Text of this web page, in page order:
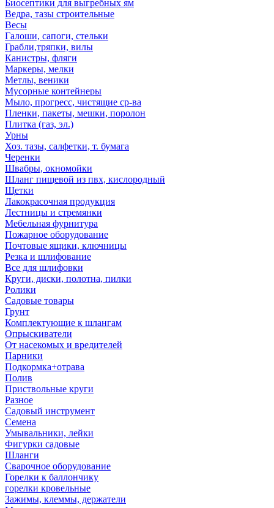
Биосептики для выгребных ям
Ведра, тазы строительные
Весы
Галоши, сапоги, стельки
Грабли,тряпки, вилы
Канистры, фляги
Маркеры, мелки
Метлы, веники
Мусорные контейнеры
Мыло, прогресс, чистящие ср-ва
Пленки, пакеты, мешки, поролон
Плитка (газ, эл.)
Урны
Хоз. тазы, салфетки, т. бумага
Черенки
Швабры, окномойки
Шланг пищевой из пвх, кислородный
Щетки
Лакокрасочная продукция
Лестницы и стремянки
Мебельная фурнитура
Пожарное оборудование
Почтовые ящики, ключницы
Резка и шлифование
Все для шлифовки
Круги, диски, полотна, пилки
Ролики
Садовые товары
Грунт
Комплектующие к шлангам
Опрыскиватели
От насекомых и вредителей
Парники
Подкормка+отрава
Полив
Приствольные круги
Разное
Садовый инструмент
Семена
Умывальники, лейки
Фигурки садовые
Шланги
Сварочное оборудование
Горелки к баллончику
горелки кровельные
Зажимы, клеммы, держатели